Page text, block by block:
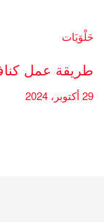
حَلْوَيَات
طريقة عمل
29 أكتوبر، 2024